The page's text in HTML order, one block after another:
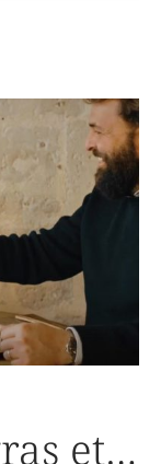
et